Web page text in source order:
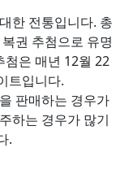
한 전통입니다. 총
권 추첨으로 유명
첨은 매년 12월 22
트입니다.
판매하는 경우가
하는 경우가 많기
.